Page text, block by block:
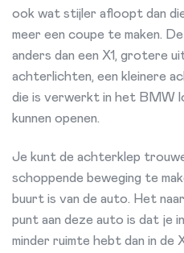
ook wat stijler afloopt dan
meer een coupe te maken.
anders dan een X1, grotere
achterlichten, een kleinere
die is verwerkt in het BMW
kunnen openen.
Je kunt de achterklep
schoppende beweging te
buurt is van de auto. Het
punt aan deze auto is dat je
minder ruimte hebt dan in de